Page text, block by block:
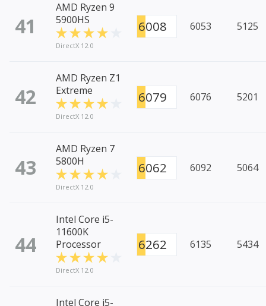
41
AMD Ryzen 9
5900HS
DirectX 12.0
6008 6053 5125
42
AMD Ryzen Z1
Extreme
DirectX 12.0
6079 6076 5201
43
AMD Ryzen 7
5800H
DirectX 12.0
6062 6092 5064
44
Intel Core i5-
11600K
Processor
DirectX 12.0
6262 6135 5434
Intel Core i5-